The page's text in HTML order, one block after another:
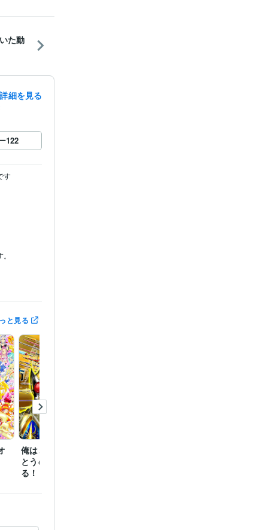
た動
細を見る
122
す
年
スト　ロ
と見る
俺はこの世の全てなど、
とうの昔に背負ってい
る！！